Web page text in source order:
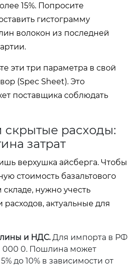
15%. Попросите
гистограмму
волокон из последней
эти три параметра в свой
(Spec Sheet). Это
поставщика соблюдать
скрытые расходы:
затрат
верхушка айсберга. Чтобы
стоимость базальтового
нужно учесть
актуальные для
и НДС.Для импорта в РФ
000 0. Пошлина может
до 10% в зависимости от